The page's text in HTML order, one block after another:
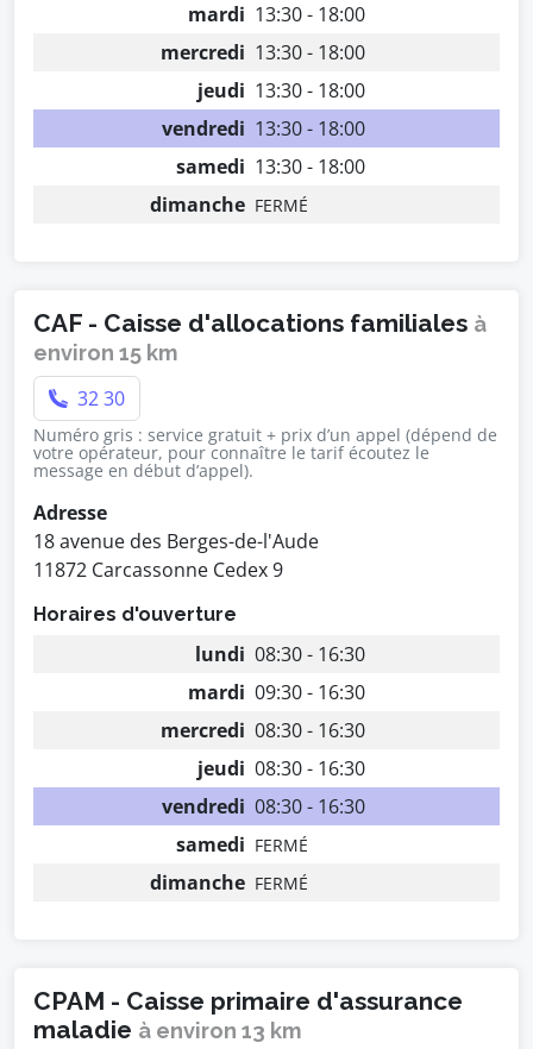
mardi 13:30 - 18:00
mercredi 13:30 - 18:00
jeudi 13:30 - 18:00
vendredi 13:30 - 18:00
samedi 13:30 - 18:00
dimanche FERMÉ
CAF - Caisse d'allocations familiales à
environ 15 km
32 30
Numéro gris : service gratuit + prix d’un appel (dépend de
votre opérateur, pour connaître le tarif écoutez le
message en début d’appel).
Adresse
18 avenue des Berges-de-l'Aude
11872 Carcassonne Cedex 9
Horaires d'ouverture
lundi 08:30 - 16:30
mardi 09:30 - 16:30
mercredi 08:30 - 16:30
jeudi 08:30 - 16:30
vendredi 08:30 - 16:30
samedi FERMÉ
dimanche FERMÉ
CPAM - Caisse primaire d'assurance
maladie à environ 13 km